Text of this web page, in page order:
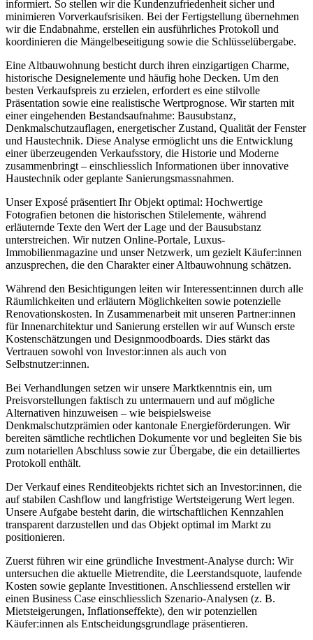
informiert. So stellen wir die Kundenzufriedenheit sicher und
minimieren Vorverkaufsrisiken. Bei der Fertigstellung übernehmen
wir die Endabnahme, erstellen ein ausführliches Protokoll und
koordinieren die Mängelbeseitigung sowie die Schlüsselübergabe.
Eine Altbauwohnung besticht durch ihren einzigartigen Charme,
historische Designelemente und häufig hohe Decken. Um den
besten Verkaufspreis zu erzielen, erfordert es eine stilvolle
Präsentation sowie eine realistische Wertprognose. Wir starten mit
einer eingehenden Bestandsaufnahme: Bausubstanz,
Denkmalschutzauflagen, energetischer Zustand, Qualität der Fenster
und Haustechnik. Diese Analyse ermöglicht uns die Entwicklung
einer überzeugenden Verkaufsstory, die Historie und Moderne
zusammenbringt – einschliesslich Informationen über innovative
Haustechnik oder geplante Sanierungsmassnahmen.
Unser Exposé präsentiert Ihr Objekt optimal: Hochwertige
Fotografien betonen die historischen Stilelemente, während
erläuternde Texte den Wert der Lage und der Bausubstanz
unterstreichen. Wir nutzen Online-Portale, Luxus-
Immobilienmagazine und unser Netzwerk, um gezielt Käufer:innen
anzusprechen, die den Charakter einer Altbauwohnung schätzen.
Während den Besichtigungen leiten wir Interessent:innen durch alle
Räumlichkeiten und erläutern Möglichkeiten sowie potenzielle
Renovationskosten. In Zusammenarbeit mit unseren Partner:innen
für Innenarchitektur und Sanierung erstellen wir auf Wunsch erste
Kostenschätzungen und Designmoodboards. Dies stärkt das
Vertrauen sowohl von Investor:innen als auch von
Selbstnutzer:innen.
Bei Verhandlungen setzen wir unsere Marktkenntnis ein, um
Preisvorstellungen faktisch zu untermauern und auf mögliche
Alternativen hinzuweisen – wie beispielsweise
Denkmalschutzprämien oder kantonale Energieförderungen. Wir
bereiten sämtliche rechtlichen Dokumente vor und begleiten Sie bis
zum notariellen Abschluss sowie zur Übergabe, die ein detailliertes
Protokoll enthält.
Der Verkauf eines Renditeobjekts richtet sich an Investor:innen, die
auf stabilen Cashflow und langfristige Wertsteigerung Wert legen.
Unsere Aufgabe besteht darin, die wirtschaftlichen Kennzahlen
transparent darzustellen und das Objekt optimal im Markt zu
positionieren.
Zuerst führen wir eine gründliche Investment-Analyse durch: Wir
untersuchen die aktuelle Mietrendite, die Leerstandsquote, laufende
Kosten sowie geplante Investitionen. Anschliessend erstellen wir
einen Business Case einschliesslich Szenario-Analysen (z. B.
Mietsteigerungen, Inflationseffekte), den wir potenziellen
Käufer:innen als Entscheidungsgrundlage präsentieren.